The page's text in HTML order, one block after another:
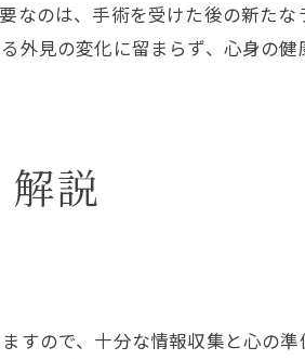
なのは、手術を受けた後の新たな
外見の変化に留まらず、心身の健
説
すので、十分な情報収集と心の準